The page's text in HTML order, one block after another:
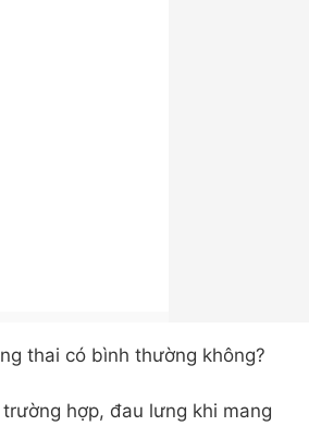
thai có bình thường không?
hợp, đau lưng khi mang